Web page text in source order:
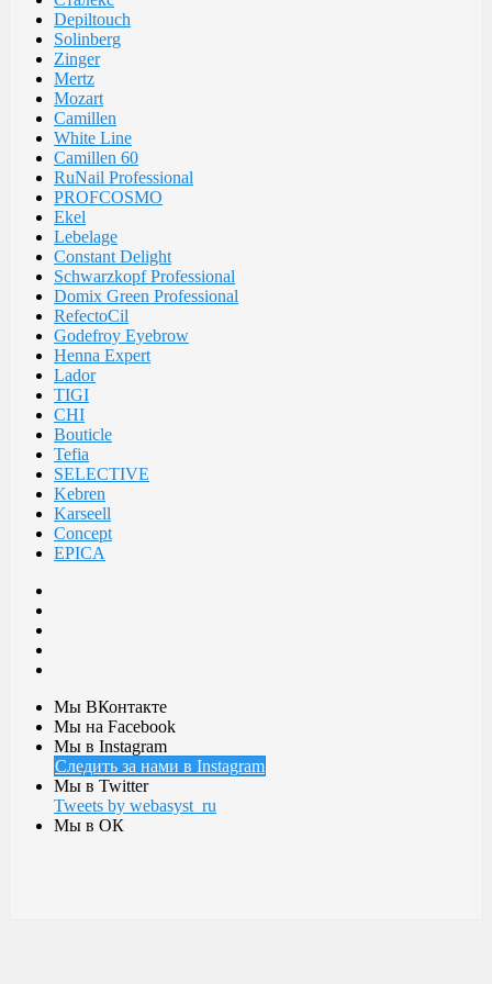
Depiltouch
Solinberg
Zinger
Mertz
Mozart
Camillen
White Line
Camillen 60
RuNail Professional
PROFCOSMO
Ekel
Lebelage
Constant Delight
Schwarzkopf Professional
Domix Green Professional
RefectoCil
Godefroy Eyebrow
Henna Expert
Lador
TIGI
CHI
Bouticle
Tefia
SELECTIVE
Kebren
Karseell
Concept
EPICA
Мы ВКонтакте
Мы на Facebook
Мы в Instagram
Следить за нами в Instagram
Мы в Twitter
Tweets by webasyst_ru
Мы в ОК